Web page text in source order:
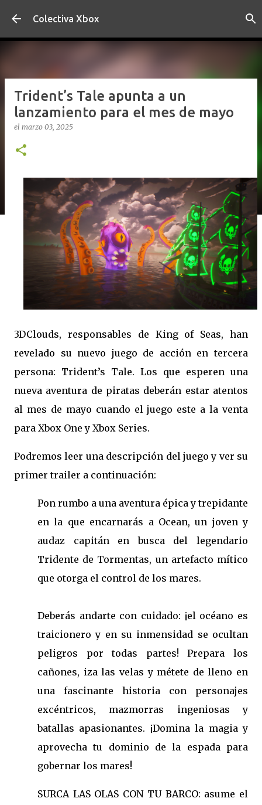
Ir al contenido principal
Colectiva Xbox
Trident’s Tale apunta a un
lanzamiento para el mes de mayo
el marzo 03, 2025
3DClouds, responsables de King of Seas, han
revelado su nuevo juego de acción en tercera
persona: Trident’s Tale. Los que esperen una
nueva aventura de piratas deberán estar atentos
al mes de mayo cuando el juego este a la venta
para Xbox One y Xbox Series.
Podremos leer una descripción del juego y ver su
primer trailer a continuación:
Pon rumbo a una aventura épica y trepidante
en la que encarnarás a Ocean, un joven y
audaz capitán en busca del legendario
Tridente de Tormentas, un artefacto mítico
que otorga el control de los mares.
Deberás andarte con cuidado: ¡el océano es
traicionero y en su inmensidad se ocultan
peligros por todas partes! Prepara los
cañones, iza las velas y métete de lleno en
una fascinante historia con personajes
excéntricos, mazmorras ingeniosas y
batallas apasionantes. ¡Domina la magia y
aprovecha tu dominio de la espada para
gobernar los mares!
SURCA LAS OLAS CON TU BARCO: asume el